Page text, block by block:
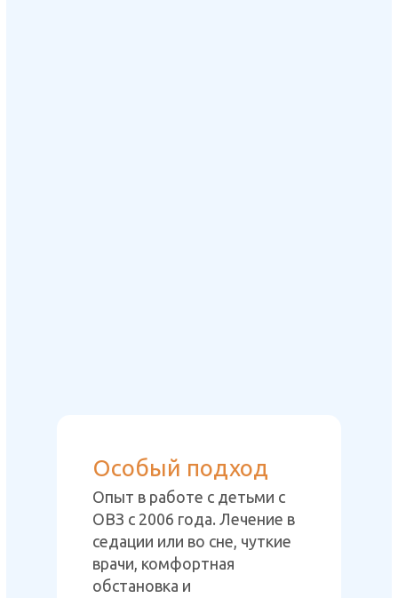
Особый подход
Опыт в работе с детьми с
ОВЗ с 2006 года. Лечение в
седации или во сне, чуткие
врачи, комфортная
обстановка и